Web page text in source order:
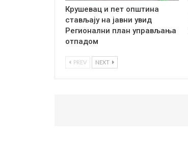
Крушевац и пет општина
стављају на јавни увид
Регионални план управљања
отпадом
PREV NEXT